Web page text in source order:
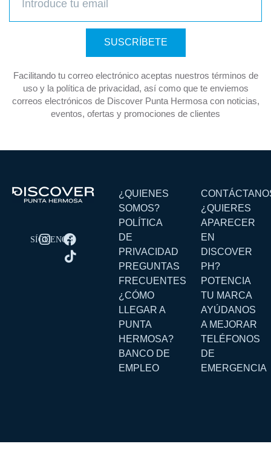
SUSCRÍBETE
Facilitando tu correo electrónico aceptas nuestros términos de
uso y la política de privacidad, así como que te enviemos
correos electrónicos de Discover Punta Hermosa con noticias,
eventos, ofertas y promociones de clientes
¿QUIENES
SOMOS?
POLÍTICA
DE
PRIVACIDAD
PREGUNTAS
FRECUENTES
¿CÓMO
LLEGAR A
PUNTA
HERMOSA?
BANCO DE
EMPLEO
¿QUIERES
APARECER
EN
DISCOVER
PH?
POTENCIA
TU MARCA
AYÚDANOS
A MEJORAR
TELÉFONOS
DE
EMERGENCIA